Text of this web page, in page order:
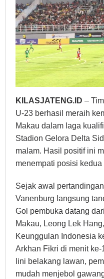
KILASJATENG.ID –
U-23 berhasil meraih
Makau dalam laga
Stadion Gelora Delta
malam. Hasil positif ini
menempati posisi
Sejak awal
Vanenburg langsung
Gol pembuka datang
Makau, Leong Lek
Keunggulan Indonesia
Arkhan Fikri di menit
lini belakang lawan,
mudah menjebol